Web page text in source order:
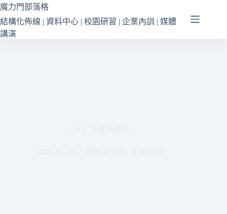
跳
至
主
魔力門部落格
結構化佈線 | 資料中心 | 校園研習 | 企業內訓 | 媒體
講演